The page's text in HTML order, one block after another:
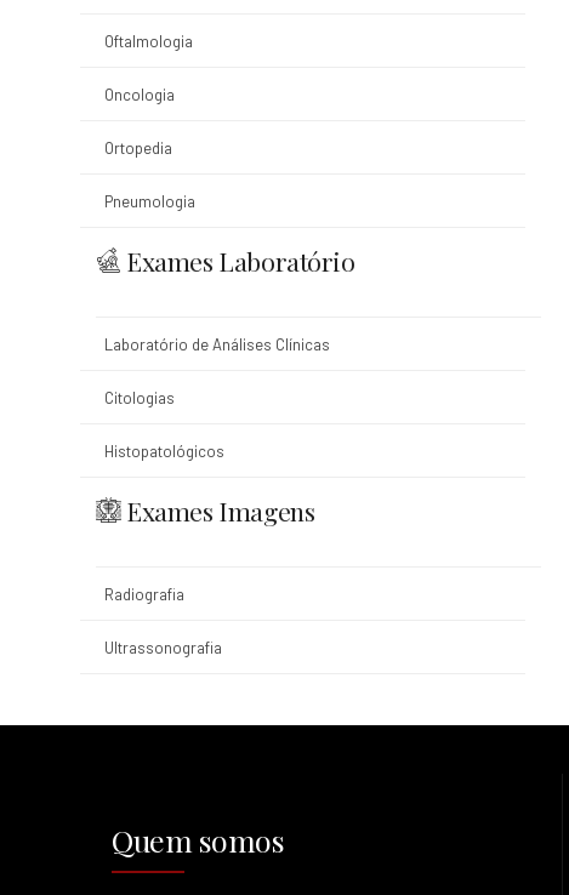
Oftalmologia
Oncologia
Ortopedia
Pneumologia
Exames Laboratório
Laboratório de Análises Clínicas
Citologias
Histopatológicos
Exames Imagens
Radiografia
Ultrassonografia
Quem somos